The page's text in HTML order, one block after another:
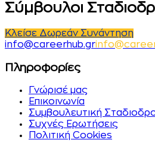
Σύμβουλοι
Κλείσε Δωρεάν Συνάντηση
info@careerhub.grinfo@caree
Πληροφορίες
Γνώρισέ μας
Επικοινωνία
Συμβουλευτική
Συχνές Ερωτήσεις
Πολιτική Cookies